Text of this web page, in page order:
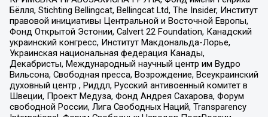
Бёлля, Stichting Bellingcat, Bellingcat Ltd, The Insider, Институт
правовой инициативы Центральной и Восточной Европы,
Фонд Открытой Эстонии, Calvert 22 Foundation, Канадский
украинский конгресс, Институт Макдональда-Лорье,
Украинская национальная федерация Канады,
Декабристы, Международный научный центр им Вудро
Вильсона, Свободная пресса, Возрождение, Всеукраинский
духовный центр , Риддл, Русский антивоенный комитет в
Швеции, Проект Медуза, Фонд Андрея Сахарова, Форум
свободной России, Лига Свободных Наций, Transparеncy